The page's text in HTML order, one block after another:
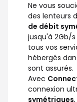
Ne vous
des lenteurs
de débit
jusqu'à 2Gb/
tous vos
hébergés
sont assurés.
Avec
connexion
symétriques